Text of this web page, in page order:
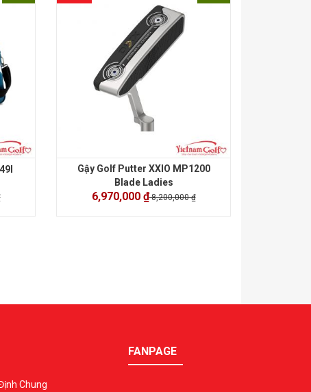
Gậy Golf Putter XXIO MP1200
Blade Ladies
6,970,000 ₫8,200,000 ₫
Chung
FANPAGE